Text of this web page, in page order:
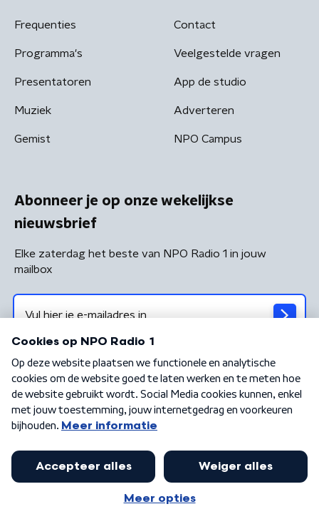
Frequenties
Programma's
Presentatoren
Muziek
Gemist
Contact
Veelgestelde vragen
App de studio
Adverteren
NPO Campus
Abonneer je op onze wekelijkse
nieuwsbrief
Elke zaterdag het beste van NPO Radio 1 in jouw
mailbox
Algemene voorwaarden